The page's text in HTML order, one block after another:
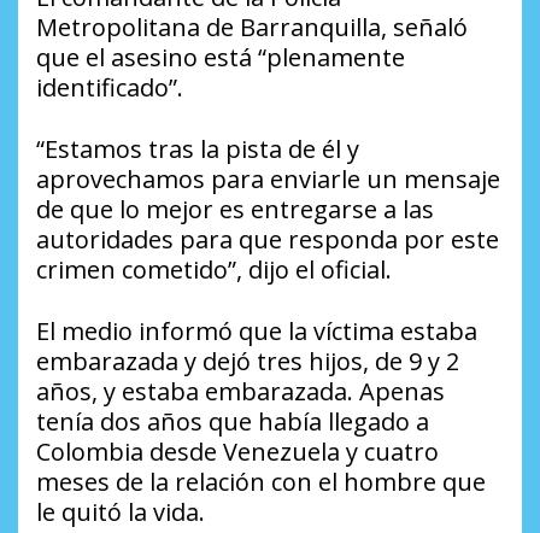
Metropolitana de Barranquilla, señaló
que el asesino está “plenamente
identificado”.
“Estamos tras la pista de él y
aprovechamos para enviarle un mensaje
de que lo mejor es entregarse a las
autoridades para que responda por este
crimen cometido”, dijo el oficial.
El medio informó que la víctima estaba
embarazada y dejó tres hijos, de 9 y 2
años, y estaba embarazada. Apenas
tenía dos años que había llegado a
Colombia desde Venezuela y cuatro
meses de la relación con el hombre que
le quitó la vida.